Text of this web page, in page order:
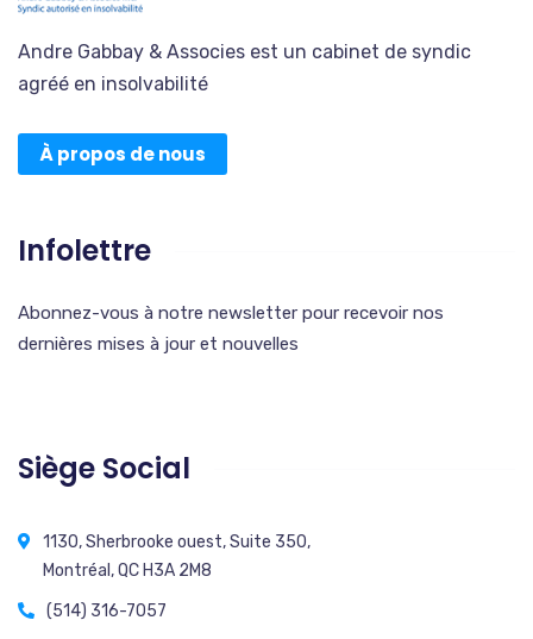
Andre Gabbay & Associes est un cabinet de syndic
agréé en insolvabilité
À propos de nous
Infolettre
Abonnez-vous à notre newsletter pour recevoir nos
dernières mises à jour et nouvelles
Siège Social
1130, Sherbrooke ouest, Suite 350,
Montréal, QC H3A 2M8
(514) 316-7057